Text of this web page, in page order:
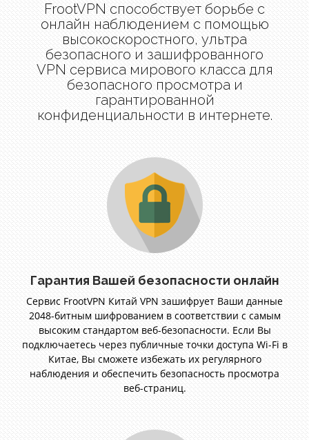
FrootVPN способствует борьбе с
онлайн наблюдением с помощью
высокоскоростного, ультра
безопасного и зашифрованного
VPN сервиса мирового класса для
безопасного просмотра и
гарантированной
конфиденциальности в интернете.
Гарантия Вашей безопасности онлайн
Сервис FrootVPN Китай VPN зашифрует Ваши данные
2048-битным шифрованием в соответствии с самым
высоким стандартом веб-безопасности. Если Вы
подключаетесь через публичные точки доступа Wi-Fi в
Китае, Вы сможете избежать их регулярного
наблюдения и обеспечить безопасность просмотра
веб-страниц.